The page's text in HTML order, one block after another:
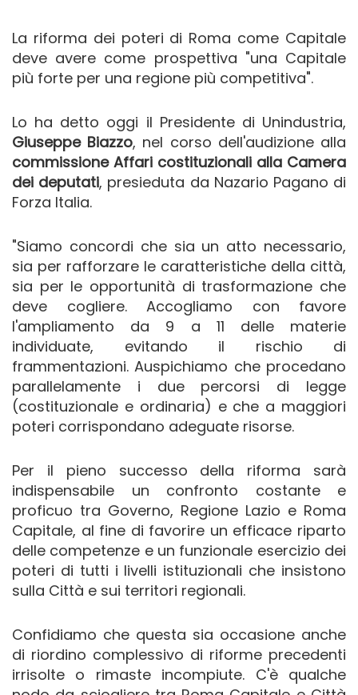
La riforma dei poteri di Roma come Capitale
deve avere come prospettiva "una Capitale
più forte per una regione più competitiva".
Lo ha detto oggi il Presidente di Unindustria,
Giuseppe Biazzo, nel corso dell'audizione alla
commissione Affari costituzionali alla Camera
dei deputati, presieduta da Nazario Pagano di
Forza Italia.
"Siamo concordi che sia un atto necessario,
sia per rafforzare le caratteristiche della città,
sia per le opportunità di trasformazione che
deve cogliere. Accogliamo con favore
l'ampliamento da 9 a 11 delle materie
individuate, evitando il rischio di
frammentazioni. Auspichiamo che procedano
parallelamente i due percorsi di legge
(costituzionale e ordinaria) e che a maggiori
poteri corrispondano adeguate risorse.
Per il pieno successo della riforma sarà
indispensabile un confronto costante e
proficuo tra Governo, Regione Lazio e Roma
Capitale, al fine di favorire un efficace riparto
delle competenze e un funzionale esercizio dei
poteri di tutti i livelli istituzionali che insistono
sulla Città e sui territori regionali.
Confidiamo che questa sia occasione anche
di riordino complessivo di riforme precedenti
irrisolte o rimaste incompiute. C'è qualche